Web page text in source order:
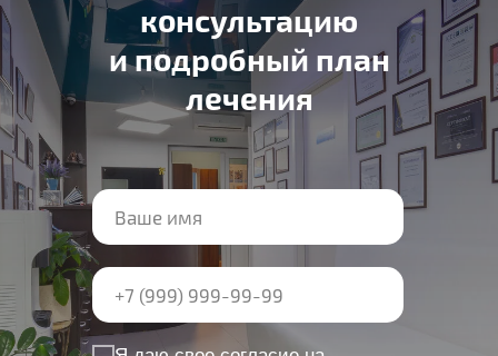
консультацию
и подробный план
лечения